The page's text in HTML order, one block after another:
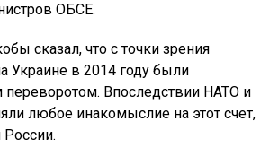
ОБСЕ.
сказал, что с точки зрения
Украине в 2014 году были
переворотом. Впоследствии НАТО и
любое инакомыслие на этот счет,